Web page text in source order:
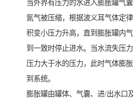
当外界有压力的水进入膨胀罐气
氮气被压缩，根据波义耳气体定
积变小压力升高，直到膨胀罐内
到一致时停止进水。当水流失压
压力大于水的压力，此时气体膨
到系统。
膨胀罐由罐体、气囊、进/出水口